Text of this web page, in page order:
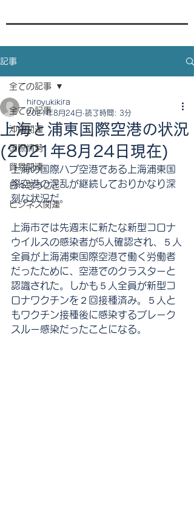
記事
全ての記事
沖縄関連
国際情勢
貿易関連
日々思うこと
ビジネス関連
全ての記事
上海と浦東国際空港の状況
(2021年8月24日現在)
hiroyukikira
2021年8月24日 読了時間: 3分
上海の国際ハブ空港である上海浦東国
際空港の混乱が継続しておりかなり深
刻な状況だ。
上海市では先週末に新たな新型コロナ
ウイルスの感染者が5人確認され、５人
全員が上海浦東国際空港で働く労働者
だったために、空港でのクラスターと
認識された。しかも５人全員が新型コ
ロナワクチンを２回接種済み。５人と
もワクチン接種後に感染するブレーク
スルー感染だったことになる。